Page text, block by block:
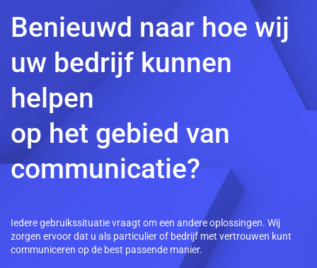
Benieuwd naar hoe wij
uw bedrijf kunnen
helpen
op het gebied van
communicatie?
Iedere gebruikssituatie vraagt om een andere oplossingen. Wij
zorgen ervoor dat u als particulier of bedrijf met vertrouwen kunt
communiceren op de best passende manier.